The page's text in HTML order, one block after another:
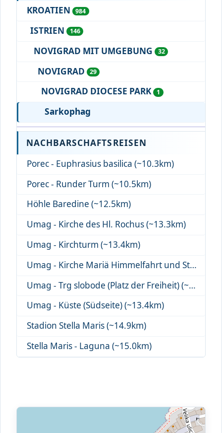
KROATIEN 984
ISTRIEN 146
NOVIGRAD MIT UMGEBUNG 32
NOVIGRAD 29
NOVIGRAD DIOCESE PARK 1
Sarkophag
NACHBARSCHAFTSREISEN
Porec - Euphrasius basilica (~10.3km)
Porec - Runder Turm (~10.5km)
Höhle Baredine (~12.5km)
Umag - Kirche des Hl. Rochus (~13.3km)
Umag - Kirchturm (~13.4km)
Umag - Kirche Mariä Himmelfahrt und St. P... (~13.4km)
Umag - Trg slobode (Platz der Freiheit) (~13.4km)
Umag - Küste (Südseite) (~13.4km)
Stadion Stella Maris (~14.9km)
Stella Maris - Laguna (~15.0km)